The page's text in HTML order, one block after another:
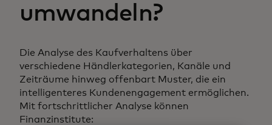
umwandeln?
Die Analyse des Kaufverhaltens über
verschiedene Händlerkategorien, Kanäle und
Zeiträume hinweg offenbart Muster, die ein
intelligenteres Kundenengagement ermöglichen.
Mit fortschrittlicher Analyse können
Finanzinstitute: